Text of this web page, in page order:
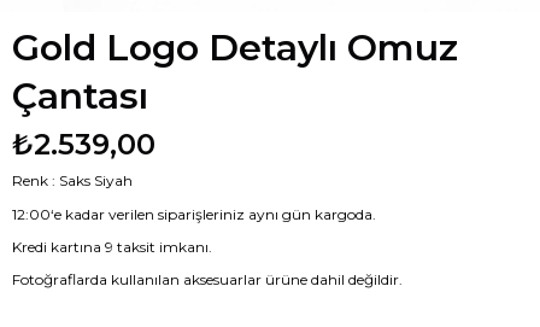
Gold Logo Detaylı Omuz
Çantası
₺2.539,00
Renk : Saks Siyah
12:00‘e kadar verilen siparişleriniz aynı gün kargoda.
Kredi kartına 9 taksit imkanı.
Fotoğraflarda kullanılan aksesuarlar ürüne dahil değildir.